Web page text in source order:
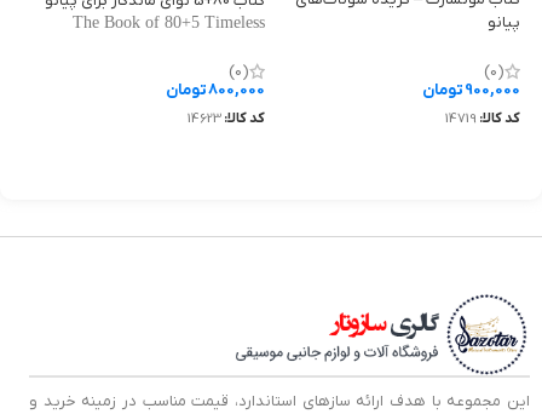
پیانو
Selected Piano Sonatas
(0)
900,000تومان
کد کالا: 14719
The Book of 80+5 Timeless
(0)
800,000تومان
کد کالا:14623
این مجموعه با هدف ارائه سازهای استاندارد، قیمت مناسب در زمینه خرید و